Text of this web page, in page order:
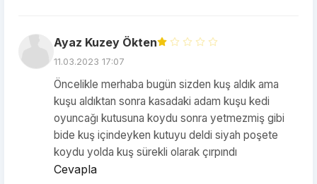
Ayaz Kuzey Ökten
11.03.2023 17:07
Öncelikle merhaba bugün sizden kuş aldık ama
kuşu aldıktan sonra kasadaki adam kuşu kedi
oyuncağı kutusuna koydu sonra yetmezmiş gibi
bide kuş içindeyken kutuyu deldi siyah poşete
koydu yolda kuş sürekli olarak çırpındı
Cevapla